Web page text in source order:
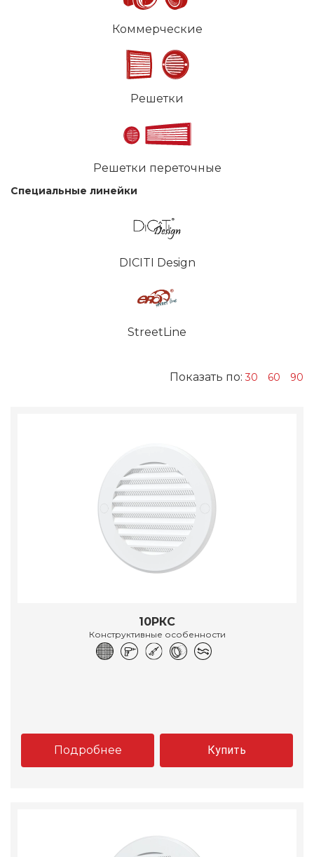
Коммерческие
Решетки
Решетки переточные
Специальные линейки
DICITI Design
StreetLine
Показать по:30 60 90
10РКС
Конструктивные особенности
Подробнее Купить